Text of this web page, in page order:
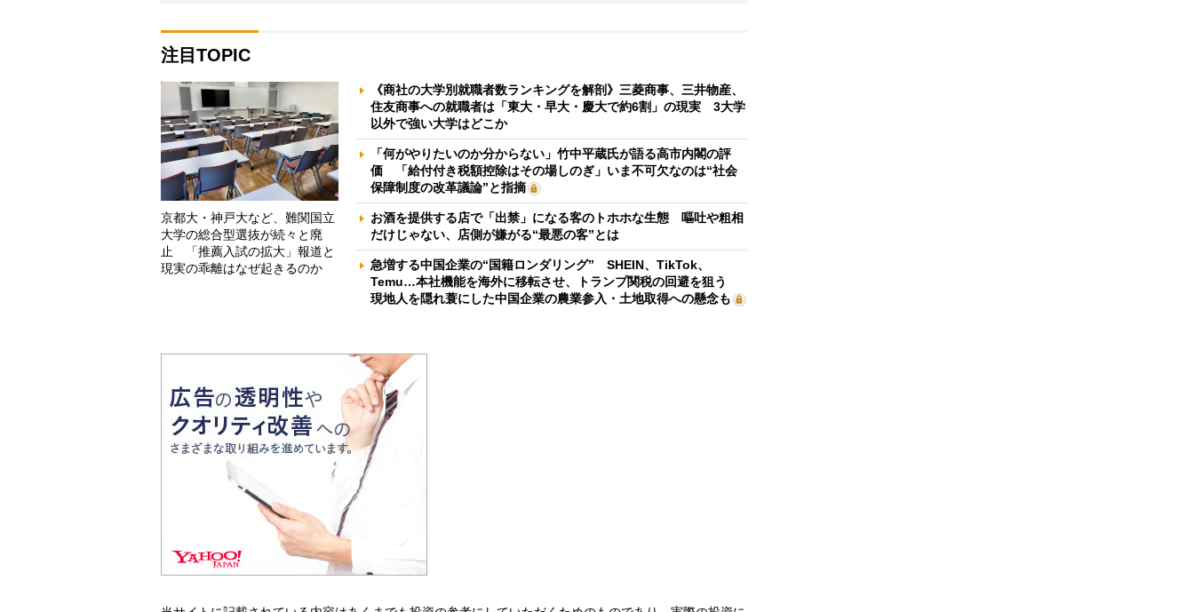
注目TOPIC
京都大・神戸大など、難関国立
大学の総合型選抜が続々と廃
止 「推薦入試の拡大」報道と
現実の乖離はなぜ起きるのか
《商社の大学別就職者数ランキングを解剖》三菱商事、三井物産、
住友商事への就職者は「東大・早大・慶大で約6割」の現実 3大学
以外で強い大学はどこか
「何がやりたいのか分からない」竹中平蔵氏が語る高市内閣の評
価 「給付付き税額控除はその場しのぎ」いま不可欠なのは“社会
保障制度の改革議論”と指摘
お酒を提供する店で「出禁」になる客のトホホな生態 嘔吐や粗相
だけじゃない、店側が嫌がる“最悪の客”とは
急増する中国企業の“国籍ロンダリング” SHEIN、TikTok、
Temu…本社機能を海外に移転させ、トランプ関税の回避を狙う
現地人を隠れ蓑にした中国企業の農業参入・土地取得への懸念も